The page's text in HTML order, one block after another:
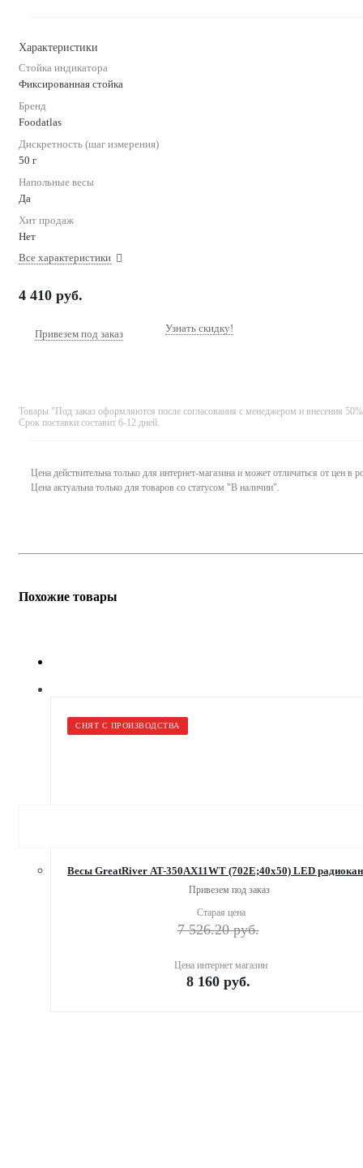
Характеристики
Стойка индикатора
Фиксированная стойка
Бренд
Foodatlas
Дискретность (шаг измерения)
50 г
Напольные весы
Да
Хит продаж
Нет
Все характеристики
4 410 руб.
Привезем под заказ Узнать скидку!
Товары "Под заказ оформляются после согласования с менеджером и внесения
Срок поставки составит 6-12 дней.
Цена действительна только для интернет-магазина и может отличаться от цен в
Цена актуальна только для товаров со статусом "В наличии".
Похожие товары
СНЯТ С ПРОИЗВОДСТВА
Весы GreatRiver AT-350AX11WT (702E;40x50) LЕD
Привезем под заказ
Старая цена
7 526.20руб.
Цена интернет магазин
8 160руб.